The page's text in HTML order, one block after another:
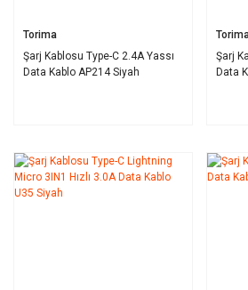
Torima
Şarj Kablosu Type-C 2.4A Yassı
Data Kablo AP214 Siyah
Şarj
Data